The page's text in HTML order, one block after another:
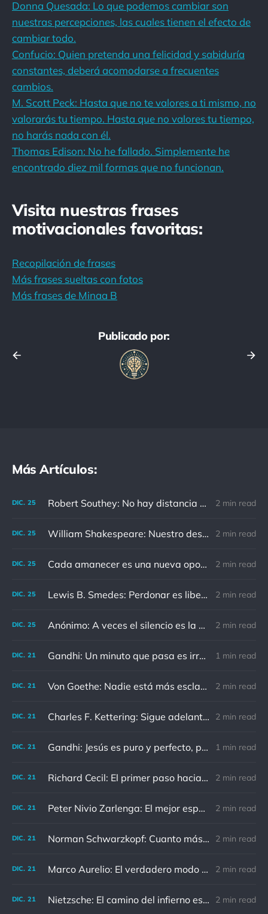
Donna Quesada: Lo que podemos cambiar son
nuestras percepciones, las cuales tienen el efecto de
cambiar todo.
Confucio: Quien pretenda una felicidad y sabiduría
constantes, deberá acomodarse a frecuentes
cambios.
M. Scott Peck: Hasta que no te valores a ti mismo, no
valorarás tu tiempo. Hasta que no valores tu tiempo,
no harás nada con él.
Thomas Edison: No he fallado. Simplemente he
encontrado diez mil formas que no funcionan.
Visita nuestras frases
motivacionales favoritas:
Recopilación de frases
Más frases sueltas con fotos
Más frases de Minaa B
Publicado por:
Más Artículos:
DIC. 25 Robert Southey: No hay distancia o tiempo que pueda disminuir la amistad de aquellos que están completamente convencidos del valor del otro 2 min read
DIC. 25 William Shakespeare: Nuestro destino está en las estrellas, así que levantemos nuestros ojos al cielo 2 min read
DIC. 25 Cada amanecer es una nueva oportunidad 2 min read
DIC. 25 Lewis B. Smedes: Perdonar es liberar a un prisionero y descubrir que el prisionero eras tú 2 min read
DIC. 25 Anónimo: A veces el silencio es la mejor respuesta 2 min read
DIC. 21 Gandhi: Un minuto que pasa es irrecuperable. Conociendo esto, ¿cómo podemos malgastar tantas horas? 1 min read
DIC. 21 Von Goethe: Nadie está más esclavizado que aquellos que falsamente creen que son libres. 2 min read
DIC. 21 Charles F. Kettering: Sigue adelante, y es probable que tropieces con algo, tal vez cuando menos lo esperes. Nunca he escuchado hablar de alguien algu 2 min read
DIC. 21 Gandhi: Jesús es puro y perfecto, pero vosotros los cristianos no sois como él. 1 min read
DIC. 21 Richard Cecil: El primer paso hacia el conocimiento es saber que somos ignorantes. 2 min read
DIC. 21 Peter Nivio Zarlenga: El mejor espejo es un viejo amigo. 2 min read
DIC. 21 Norman Schwarzkopf: Cuanto más sudes por la paz, menos sangras por la guerra. 2 min read
DIC. 21 Marco Aurelio: El verdadero modo de vengarse de un enemigo es no parecérsele. 2 min read
DIC. 21 Nietzsche: El camino del infierno está asfaltado de buenas intenciones. 2 min read